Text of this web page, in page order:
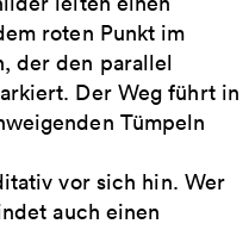
roten Punkt im
der den parallel
Der Weg führt in
Tümpeln
vor sich hin. Wer
auch einen